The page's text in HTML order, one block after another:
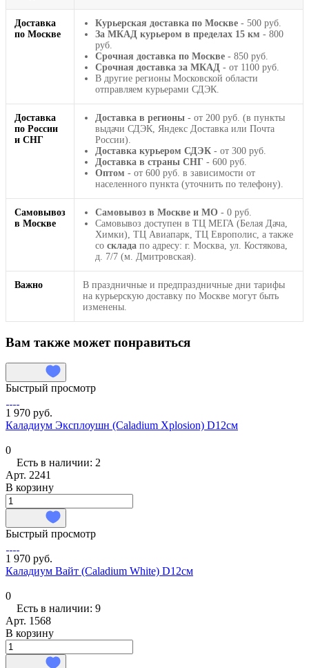
Доставка
по Москве
Курьерская доставка по Москве - 500 руб.
За МКАД курьером в пределах 15 км - 800
руб.
Срочная доставка по Москве - 850 руб.
Срочная доставка за МКАД - от 1100 руб.
В другие регионы Московской области
отправляем курьерами СДЭК.
Доставка
по России
и СНГ
Доставка в регионы - от 200 руб. (в пункты
выдачи СДЭК, Яндекс Доставка или Почта
России).
Доставка курьером СДЭК - от 300 руб.
Доставка в страны СНГ - 600 руб.
Оптом - от 600 руб. в зависимости от
населенного пункта (уточнить по телефону).
Самовывоз
в Москве
Самовывоз в Москве и МО - 0 руб.
Самовывоз доступен в ТЦ МЕГА (Белая Дача,
Химки), ТЦ Авиапарк, ТЦ Европолис, а также
со склада по адресу: г. Москва, ул. Костякова,
д. 7/7 (м. Дмитровская).
Важно
В праздничные и предпраздничные дни тарифы
на курьерскую доставку по Москве могут быть
изменены.
Вам также может понравиться
Быстрый просмотр
1 970 руб.
Каладиум Эксплоушн (Caladium Xplosion) D12см
0
Есть в наличии: 2
Арт. 2241
В корзину
Быстрый просмотр
1 970 руб.
Каладиум Вайт (Caladium White) D12см
0
Есть в наличии: 9
Арт. 1568
В корзину